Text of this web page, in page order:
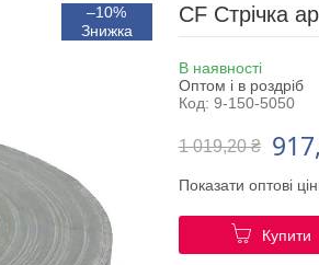
–10% CF Стрічка
В наявності
Оптом і в роздріб
Код: 9-150-5050
1 019,20 ₴
Показати оптові
Купити